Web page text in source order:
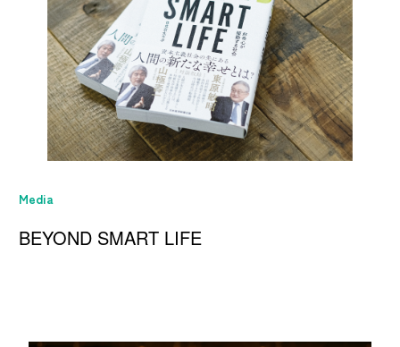
Media
BEYOND SMART LIFE